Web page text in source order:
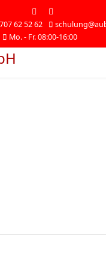
62 52 62
Mo. - Fr. 08:00-16:00